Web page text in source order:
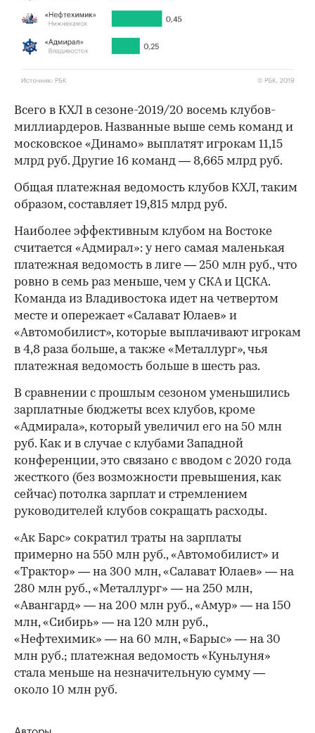
Всего в КХЛ в сезоне-2019/20 восемь клубов-
миллиардеров. Названные выше семь команд и
московское «Динамо» выплатят игрокам 11,15
млрд руб. Другие 16 команд — 8,665 млрд руб.
Общая платежная ведомость клубов КХЛ, таким
образом, составляет 19,815 млрд руб.
Наиболее эффективным клубом на Востоке
считается «Адмирал»: у него самая маленькая
платежная ведомость в лиге — 250 млн руб., что
ровно в семь раз меньше, чем у СКА и ЦСКА.
Команда из Владивостока идет на четвертом
месте и опережает «Салават Юлаев» и
«Автомобилист», которые выплачивают игрокам
в 4,8 раза больше, а также «Металлург», чья
платежная ведомость больше в шесть раз.
В сравнении с прошлым сезоном уменьшились
зарплатные бюджеты всех клубов, кроме
«Адмирала», который увеличил его на 50 млн
руб. Как и в случае с клубами Западной
конференции, это связано с вводом с 2020 года
жесткого (без возможности превышения, как
сейчас) потолка зарплат и стремлением
руководителей клубов сокращать расходы.
«Ак Барс» сократил траты на зарплаты
примерно на 550 млн руб., «Автомобилист» и
«Трактор» — на 300 млн, «Салават Юлаев» — на
280 млн руб., «Металлург» — на 250 млн,
«Авангард» — на 200 млн руб., «Амур» — на 150
млн, «Сибирь» — на 120 млн руб.,
«Нефтехимик» — на 60 млн, «Барыс» — на 30
млн руб.; платежная ведомость «Куньлуня»
стала меньше на незначительную сумму —
около 10 млн руб.
Авторы